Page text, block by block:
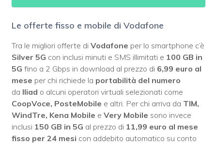
Le offerte fisso e mobile di Vodafone
Tra le migliori offerte di Vodafone per lo smartphone c’è
Silver 5G con inclusi minuti e SMS illimitati e 100 GB in
5G fino a 2 Gbps in download al prezzo di 6,99 euro al
mese per chi richiede la portabilità del numero
da Iliad o alcuni operatori virtuali selezionati come
CoopVoce, PosteMobile e altri. Per chi arriva da TIM,
WindTre, Kena Mobile e Very Mobile sono invece
inclusi 150 GB in 5G al prezzo di 11,99 euro al mese
fisso per 24 mesi con addebito automatico su conto